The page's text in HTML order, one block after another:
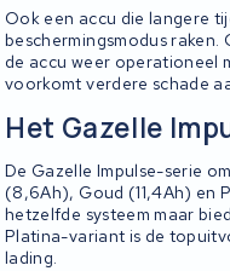
Ook een accu die langere
beschermingsmodus
de accu weer operationeel
voorkomt verdere schade
Het Gazelle
De Gazelle Impulse-serie
(8,6Ah), Goud (11,4Ah) en
hetzelfde systeem maar
Platina-variant is de
lading.